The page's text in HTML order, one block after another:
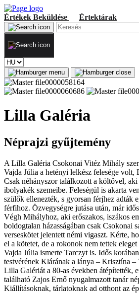
Értékek Beküldése Értektárak
Lilla Galéria
Néprajzi gyűjtemény
A Lilla Galéria Csokonai Vitéz Mihály
Vajda Júlia a hetényi lelkész felesége volt,
Csak néhányszor találkozott a költővel, aki
ibolyakék szemeibe. Feleségül is akarta
szülők ellenezték, s gyorsan férjhez adták
férfihoz. Özvegységre jutása után, már
Végh Mihályhoz, aki erőszakos, iszákos
boldogtalan házasságában csak Csokonai
verseskötet jelentett némi vigaszt. Kérte,
el a kötetet, de a rokonok nem tettek eleget
Vajda Júlia ismerte Tarczyt is. Idős
testvérének Klárának a lánya – Krisztína
Lilla Galériát a 80-as években átépítették,
található Zajos Ernő nyugalmazott tanár
Kiállításoknak, tárlatoknak ad otthont az